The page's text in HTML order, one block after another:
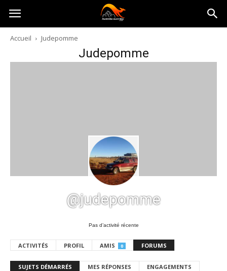
Australia-
australie.com
Accueil Judepomme
Judepomme
@judepomme
Pas d’activité récente
ACTIVITÉS PROFIL AMIS 0 FORUMS
SUJETS DÉMARRÉS MES RÉPONSES ENGAGEMENTS